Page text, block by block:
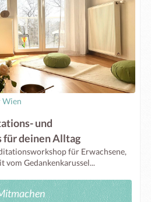
Wien
und
deinen Alltag
für Erwachsene,
vom Gedankenkarussel...